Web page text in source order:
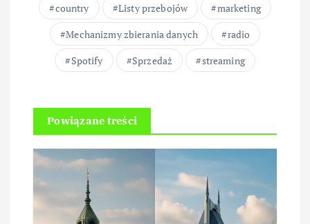
country
Listy przebojów
marketing
Mechanizmy zbierania danych
radio
Spotify
Sprzedaż streaming
Powiązane treści